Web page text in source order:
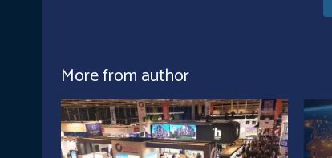
More from author